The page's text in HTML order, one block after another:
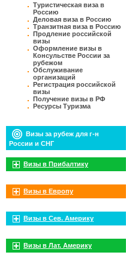
Туристическая виза в
Россию
Деловая виза в Россию
Транзитная виза в Россию
Продление российской
визы
Оформление визы в
Консульстве России за
рубежом
Обслуживание
организаций
Регистрация российской
визы
Получение визы в РФ
Ресурсы Туризма
Визы за рубеж для г-н
России и СНГ
Визы в Прибалтику
Визы в Европу
Визы в Сев. Америку
Визы в Лат. Америку